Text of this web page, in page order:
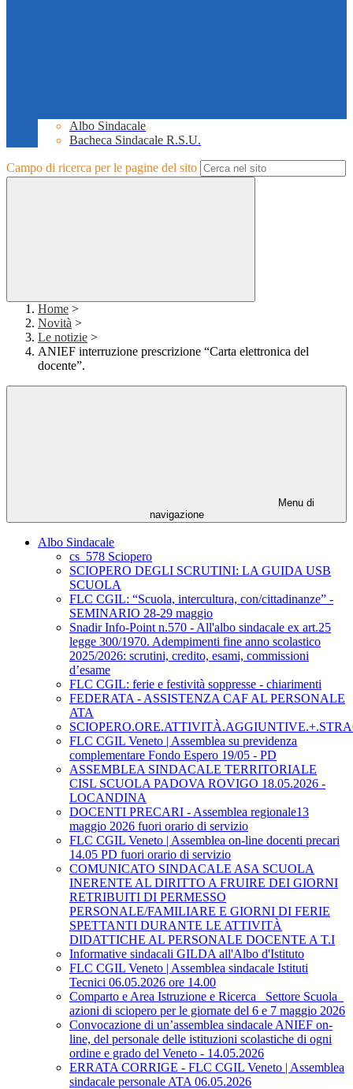
Albo Sindacale
Bacheca Sindacale R.S.U.
Campo di ricerca per le pagine del sito
Home >
Novità >
Le notizie >
ANIEF interruzione prescrizione “Carta elettronica del
docente”.
Menu di
navigazione
Albo Sindacale
cs_578 Sciopero
SCIOPERO DEGLI SCRUTINI: LA GUIDA USB
SCUOLA
FLC CGIL: “Scuola, intercultura, con/cittadinanze” -
SEMINARIO 28-29 maggio
Snadir Info-Point n.570 - All'albo sindacale ex art.25
legge 300/1970. Adempimenti fine anno scolastico
2025/2026: scrutini, credito, esami, commissioni
d’esame
FLC CGIL: ferie e festività soppresse - chiarimenti
FEDERATA - ASSISTENZA CAF AL PERSONALE
ATA
FLC CGIL Veneto | Assemblea su previdenza
complementare Fondo Espero 19/05 - PD
ASSEMBLEA SINDACALE TERRITORIALE
CISL SCUOLA PADOVA ROVIGO 18.05.2026 -
LOCANDINA
DOCENTI PRECARI - Assemblea regionale13
maggio 2026 fuori orario di servizio
FLC CGIL Veneto | Assemblea on-line docenti precari
14.05 PD fuori orario di servizio
COMUNICATO SINDACALE ASA SCUOLA
INERENTE AL DIRITTO A FRUIRE DEI GIORNI
RETRIBUITI DI PERMESSO
PERSONALE/FAMILIARE E GIORNI DI FERIE
SPETTANTI DURANTE LE ATTIVITÀ
DIDATTICHE AL PERSONALE DOCENTE A T.I
Informative sindacali GILDA all'Albo d'Istituto
FLC CGIL Veneto | Assemblea sindacale Istituti
Tecnici 06.05.2026 ore 14.00
Comparto e Area Istruzione e Ricerca_ Settore Scuola_
azioni di sciopero per le giornate del 6 e 7 maggio 2026
Convocazione di un’assemblea sindacale ANIEF on-
line, del personale delle istituzioni scolastiche di ogni
ordine e grado del Veneto - 14.05.2026
ERRATA CORRIGE - FLC CGIL Veneto | Assemblea
sindacale personale ATA 06.05.2026